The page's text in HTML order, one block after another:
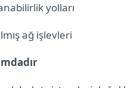
yolları
ağ işlevleri